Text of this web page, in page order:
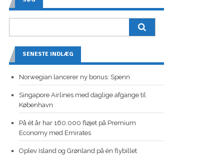
SENESTE INDLÆG
Norwegian lancerer ny bonus: Spenn
Singapore Airlines med daglige afgange til
København
På ét år har 160.000 fløjet på Premium
Economy med Emirates
Oplev Island og Grønland på én flybillet